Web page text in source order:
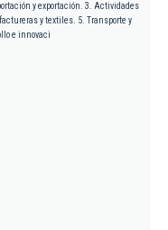
y exportación. 3. Actividades
y textiles. 5. Transporte y
e innovaci